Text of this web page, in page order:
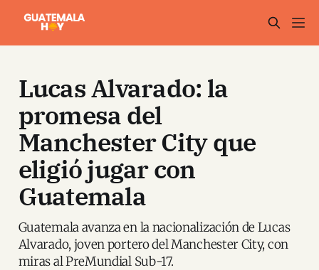
Lucas Alvarado: la
promesa del
Manchester City que
eligió jugar con
Guatemala
Guatemala avanza en la nacionalización de Lucas
Alvarado, joven portero del Manchester City, con
miras al PreMundial Sub-17.